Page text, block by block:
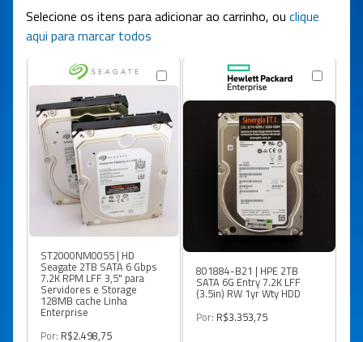
Selecione os itens para adicionar ao carrinho, ou clique
aqui para marcar todos
ST2000NM0055 | HD
Seagate 2TB SATA 6 Gbps
7.2K RPM LFF 3,5" para
Servidores e Storage
128MB cache Linha
Enterprise
Por: R$2.498,75
801884-B21 | HPE 2TB
SATA 6G Entry 7.2K LFF
(3.5in) RW 1yr Wty HDD
Por: R$3.353,75